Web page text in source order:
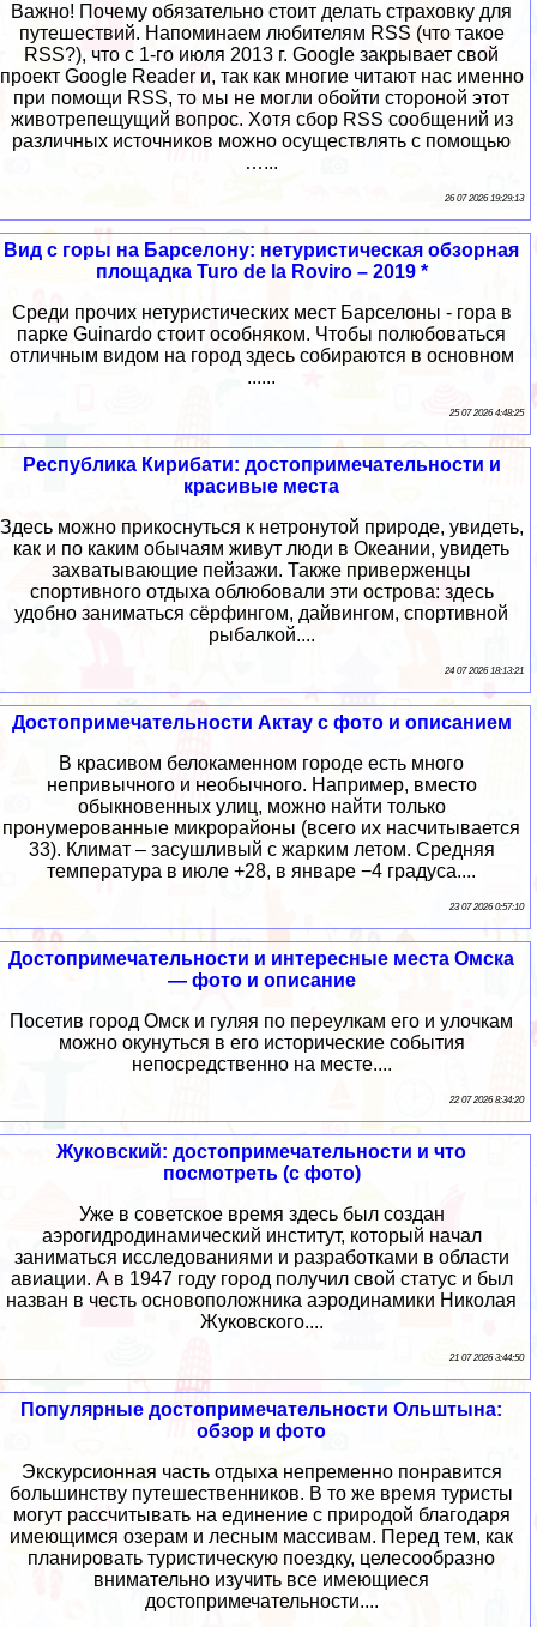
Важно! Почему обязательно стоит делать страховку для
путешествий. Напоминаем любителям RSS (что такое
RSS?), что c 1-го июля 2013 г. Google закрывает свой
проект Google Reader и, так как многие читают нас именно
при помощи RSS, то мы не могли обойти стороной этот
животрепещущий вопрос. Хотя сбор RSS сообщений из
различных источников можно осуществлять с помощью
…...
26 07 2026 19:29:13
Вид с горы на Барселону: нетуристическая обзорная
площадка Turo de la Roviro – 2019 *
Среди прочих нетуристических мест Барселоны - гора в
парке Guinardo стоит особняком. Чтобы полюбоваться
отличным видом на город здесь собираются в основном
......
25 07 2026 4:48:25
Республика Кирибати: достопримечательности и
красивые места
Здесь можно прикоснуться к нетронутой природе, увидеть,
как и по каким обычаям живут люди в Океании, увидеть
захватывающие пейзажи. Также приверженцы
спортивного отдыха облюбовали эти острова: здесь
удобно заниматься сёрфингом, дайвингом, спортивной
рыбалкой....
24 07 2026 18:13:21
Достопримечательности Актау с фото и описанием
В красивом белокаменном городе есть много
непривычного и необычного. Например, вместо
обыкновенных улиц, можно найти только
пронумерованные микрорайоны (всего их насчитывается
33). Климат – засушливый с жарким летом. Средняя
температура в июле +28, в январе −4 градуса....
23 07 2026 0:57:10
Достопримечательности и интересные места Омска
— фото и описание
Посетив город Омск и гуляя по переулкам его и улочкам
можно окунуться в его исторические события
непосредственно на месте....
22 07 2026 8:34:20
Жуковский: достопримечательности и что
посмотреть (с фото)
Уже в советское время здесь был создан
аэрогидродинамический институт, который начал
заниматься исследованиями и разработками в области
авиации. А в 1947 году город получил свой статус и был
назван в честь основоположника аэродинамики Николая
Жуковского....
21 07 2026 3:44:50
Популярные достопримечательности Ольштына:
обзор и фото
Экскурсионная часть отдыха непременно понравится
большинству путешественников. В то же время туристы
могут рассчитывать на единение с природой благодаря
имеющимся озерам и лесным массивам. Перед тем, как
планировать туристическую поездку, целесообразно
внимательно изучить все имеющиеся
достопримечательности....